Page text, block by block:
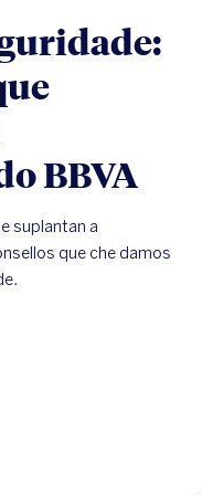
BBVA
suplantan a
que che damos